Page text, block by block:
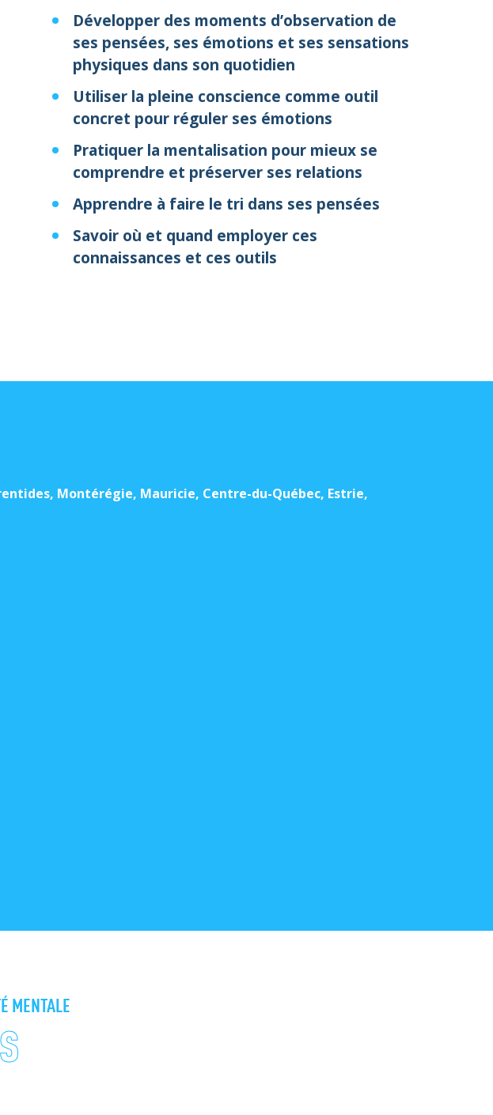
Développer des moments d’observation de
ses pensées, ses émotions et ses sensations
physiques dans son quotidien
Utiliser la pleine conscience comme outil
concret pour réguler ses émotions
Pratiquer la mentalisation pour mieux se
comprendre et préserver ses relations
Apprendre à faire le tri dans ses pensées
Savoir où et quand employer ces
connaissances et ces outils
Montérégie, Mauricie, Centre-du-Québec, Estrie,
MENTALE